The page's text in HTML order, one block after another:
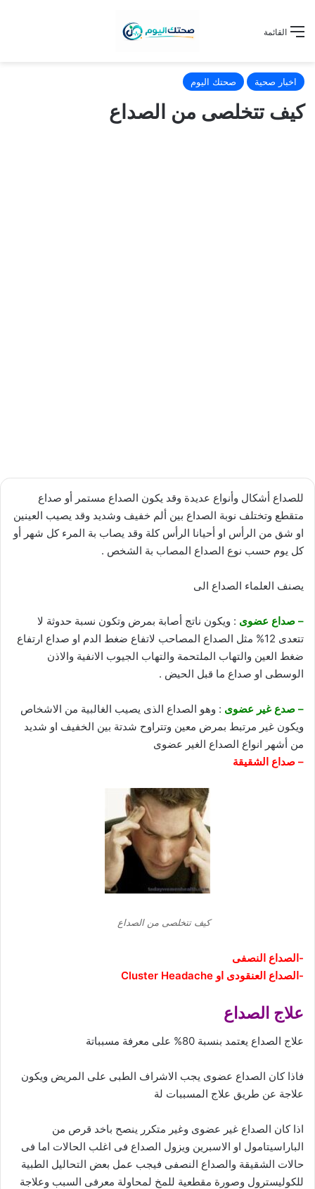
القائمة
اخبار صحية صحتك اليوم
كيف تتخلصى من الصداع
للصداع أشكال وأنواع عديدة وقد يكون الصداع مستمر أو صداع
متقطع وتختلف نوبة الصداع بين ألم خفيف وشديد وقد يصيب العينين
او شق من الرأس او أحيانا الرأس كلة وقد يصاب بة المرء كل شهر أو
كل يوم حسب نوع الصداع المصاب بة الشخص .
يصنف العلماء الصداع الى
– صداع عضوى : ويكون ناتج أصابة بمرض وتكون نسبة حدوثة لا
تتعدى 12% مثل الصداع المصاحب لاتفاع ضغط الدم او صداع ارتفاع
ضغط العين والتهاب الملتحمة والتهاب الجيوب الانفية والاذن
الوسطى او صداع ما قبل الحيض .
– صدع غير عضوى : وهو الصداع الذى يصيب الغالبية من الاشخاص
ويكون غير مرتبط بمرض معين وتتراوح شدتة بين الخفيف او شديد
من أشهر انواع الصداع الغير عضوى
– صداع الشقيقة
كيف تتخلصى من الصداع
-الصداع النصفى
-الصداع العنقودى او Cluster Headache
علاج الصداع
علاج الصداع يعتمد بنسبة 80% على معرفة مسبباتة
فاذا كان الصداع عضوى يجب الاشراف الطبى على المريض ويكون
علاجة عن طريق علاج المسببات لة
اذا كان الصداع غير عضوى وغير متكرر ينصح باخد قرص من
الباراسيتامول او الاسبرين ويزول الصداع فى اغلب الحالات اما فى
حالات الشقيقة والصداع النصفى فيجب عمل بعض التحاليل الطبية
للكوليسترول وصورة مقطعية للمخ لمحاولة معرفى السبب وعلاجة